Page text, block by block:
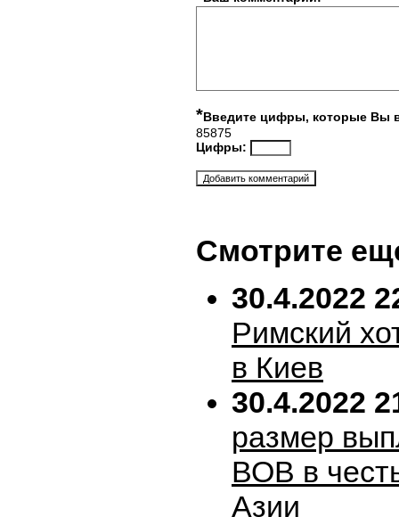
*Введите цифры, которые Вы
85875
Цифры:
Смотрите
30.4.2022
Римский
в Киев
30.4.2022
размер
ВОВ в
Азии